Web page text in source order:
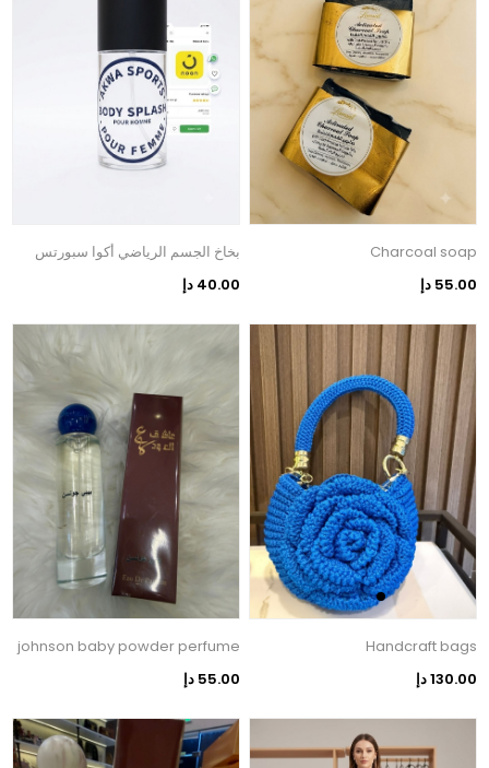
Charcoal soap
55.00 دإ
بخاخ الجسم الرياضي أكوا سبورتس
40.00 دإ
Handcraft bags
130.00 دإ
johnson baby powder perfume
55.00 دإ